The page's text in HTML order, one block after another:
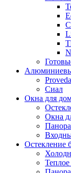
Сиал
Окна для
Окна
Остекление
Теплое